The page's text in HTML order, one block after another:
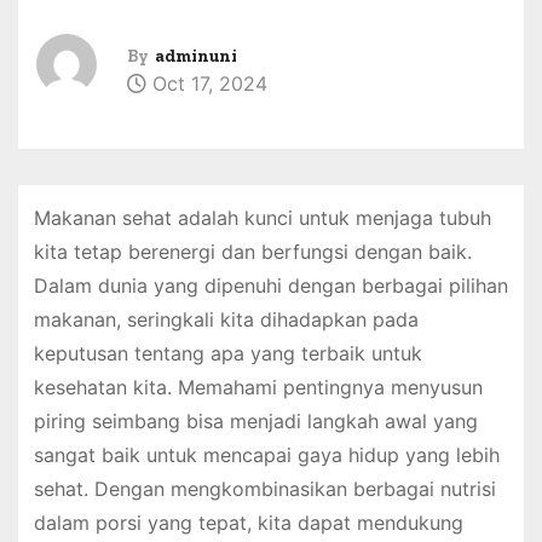
By adminuni
Oct 17, 2024
Makanan sehat adalah kunci untuk menjaga tubuh
kita tetap berenergi dan berfungsi dengan baik.
Dalam dunia yang dipenuhi dengan berbagai pilihan
makanan, seringkali kita dihadapkan pada
keputusan tentang apa yang terbaik untuk
kesehatan kita. Memahami pentingnya menyusun
piring seimbang bisa menjadi langkah awal yang
sangat baik untuk mencapai gaya hidup yang lebih
sehat. Dengan mengkombinasikan berbagai nutrisi
dalam porsi yang tepat, kita dapat mendukung